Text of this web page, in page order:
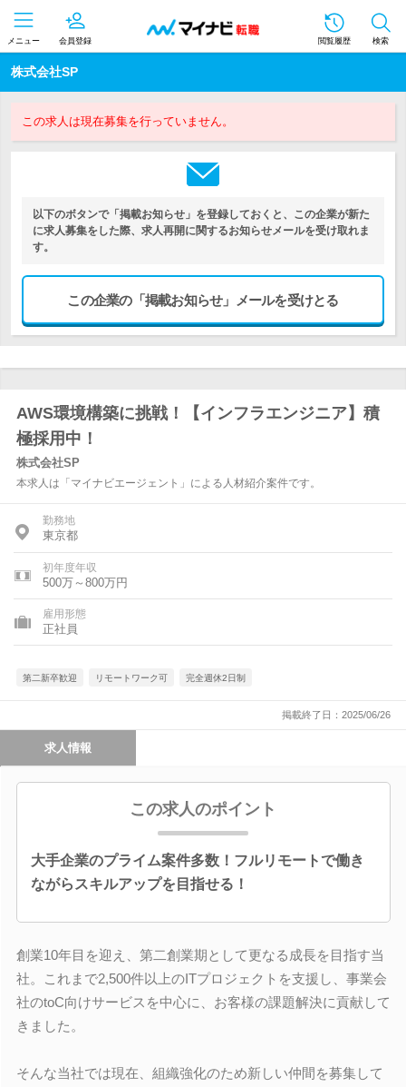
メニュー 会員登録 閲覧履歴 検索
株式会社SP
この求人は現在募集を行っていません。
以下のボタンで「掲載お知らせ」を登録しておくと、この企業が新た
に求人募集をした際、求人再開に関するお知らせメールを受け取れま
す。
この企業の「掲載お知らせ」メールを受けとる
AWS環境構築に挑戦！【インフラエンジニア】積
極採用中！
株式会社SP
本求人は「マイナビエージェント」による人材紹介案件です。
勤務地
東京都
初年度年収
500万～800万円
雇用形態
正社員
第二新卒歓迎 リモートワーク可 完全週休2日制
掲載終了日：2025/06/26
求人情報
この求人のポイント
大手企業のプライム案件多数！フルリモートで働き
ながらスキルアップを目指せる！
創業10年目を迎え、第二創業期として更なる成長を目指す当
社。これまで2,500件以上のITプロジェクトを支援し、事業会
社のtoC向けサービスを中心に、お客様の課題解決に貢献して
きました。
そんな当社では現在、組織強化のため新しい仲間を募集して